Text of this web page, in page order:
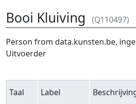
Booi Kluiving (Q110497)
Ga naar:navigatie,zoeken
Person from data.kunsten.be,
Uitvoerder
Taal Label